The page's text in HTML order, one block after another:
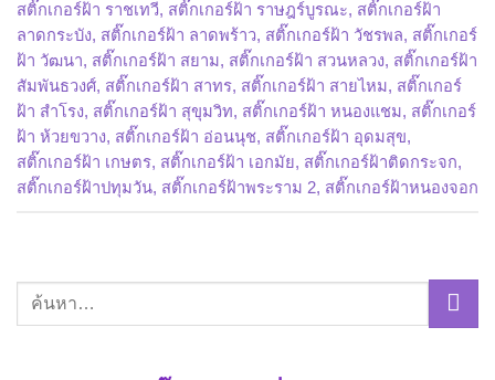
สติ๊กเกอร์ฝ้า ราชเทวี, สติ๊กเกอร์ฝ้า ราษฎร์บูรณะ, สติ๊กเกอร์ฝ้า
ลาดกระบัง, สติ๊กเกอร์ฝ้า ลาดพร้าว, สติ๊กเกอร์ฝ้า วัชรพล, สติ๊กเกอร์
ฝ้า วัฒนา, สติ๊กเกอร์ฝ้า สยาม, สติ๊กเกอร์ฝ้า สวนหลวง, สติ๊กเกอร์ฝ้า
สัมพันธวงศ์, สติ๊กเกอร์ฝ้า สาทร, สติ๊กเกอร์ฝ้า สายไหม, สติ๊กเกอร์
ฝ้า สำโรง, สติ๊กเกอร์ฝ้า สุขุมวิท, สติ๊กเกอร์ฝ้า หนองแชม, สติ๊กเกอร์
ฝ้า ห้วยขวาง, สติ๊กเกอร์ฝ้า อ่อนนุช, สติ๊กเกอร์ฝ้า อุดมสุข,
สติ๊กเกอร์ฝ้า เกษตร, สติ๊กเกอร์ฝ้า เอกมัย, สติ๊กเกอร์ฝ้าติดกระจก,
สติ๊กเกอร์ฝ้าปทุมวัน, สติ๊กเกอร์ฝ้าพระราม 2, สติ๊กเกอร์ฝ้าหนองจอก